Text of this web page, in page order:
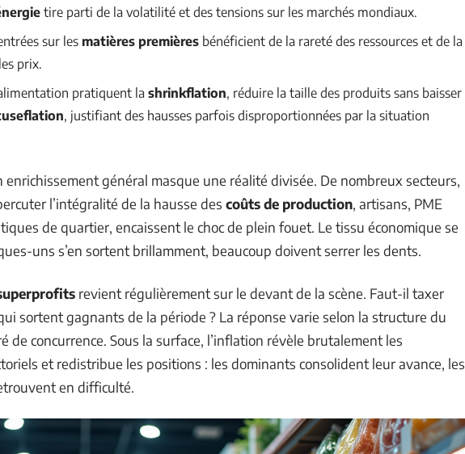
tire parti de la volatilité et des tensions sur les marchés mondiaux.
sur les matières premières bénéficient de la rareté des ressources et de la
prix.
pratiquent la shrinkflation, réduire la taille des produits sans baisser
, justifiant des hausses parfois disproportionnées par la situation
enrichissement général masque une réalité divisée. De nombreux secteurs,
l’intégralité de la hausse des coûts de production, artisans, PME
de quartier, encaissent le choc de plein fouet. Le tissu économique se
uns s’en sortent brillamment, beaucoup doivent serrer les dents.
revient régulièrement sur le devant de la scène. Faut-il taxer
sortent gagnants de la période ? La réponse varie selon la structure du
de concurrence. Sous la surface, l’inflation révèle brutalement les
et redistribue les positions : les dominants consolident leur avance, les
en difficulté.